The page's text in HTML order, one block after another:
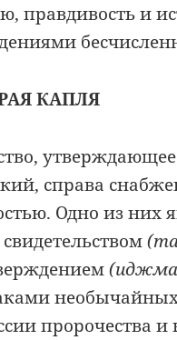
правдивость и
КАПЛЯ
справа
Одно из них
пророчества